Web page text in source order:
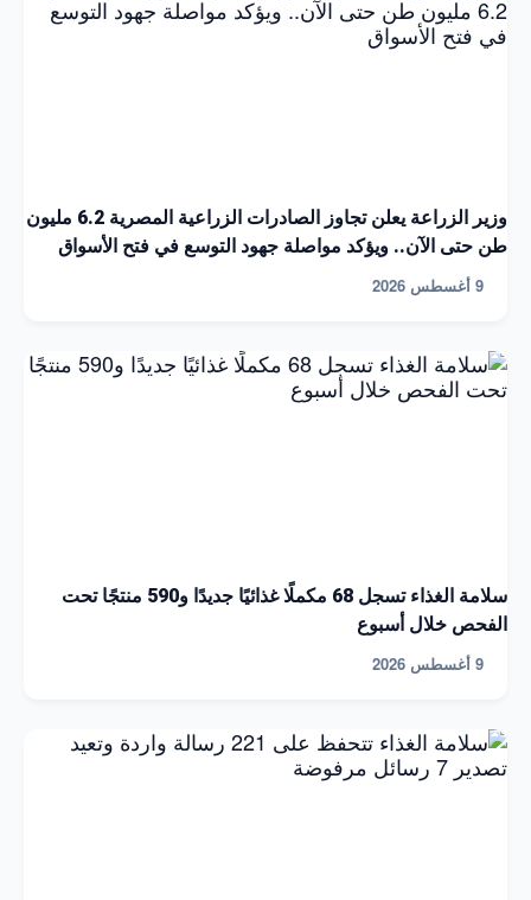
وزير الزراعة يعلن تجاوز الصادرات الزراعية المصرية 6.2 مليون
طن حتى الآن.. ويؤكد مواصلة جهود التوسع في فتح الأسواق
9 أغسطس 2026
سلامة الغذاء تسجل 68 مكملًا غذائيًا جديدًا و590 منتجًا تحت
الفحص خلال أسبوع
9 أغسطس 2026